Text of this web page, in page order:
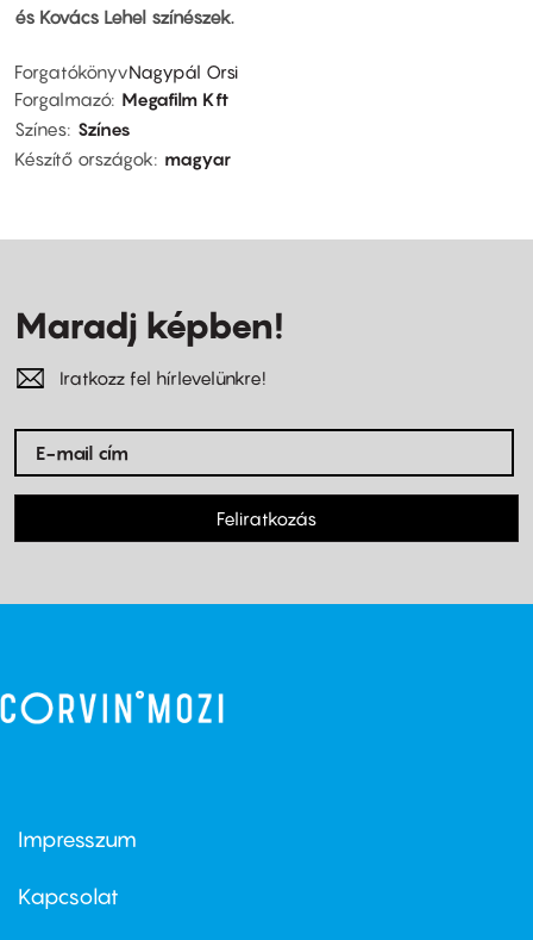
és Kovács Lehel színészek.
ForgatókönyvNagypál Orsi
Forgalmazó Megafilm Kft
Színes Színes
Készítő országok
magyar
Maradj képben!
Iratkozz fel hírlevelünkre!
Feliratkozás
Footer
first
Impresszum
Kapcsolat